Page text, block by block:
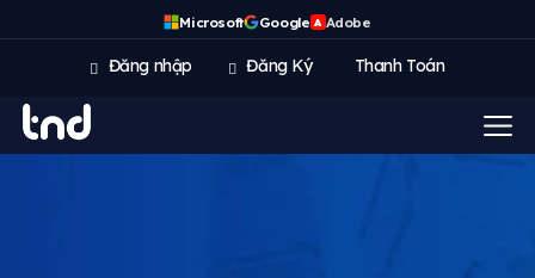
Microsoft Google A Adobe
Đăng nhập Đăng Ký Thanh Toán